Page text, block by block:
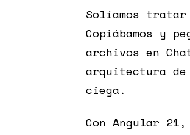
Solíamos
Copiábamos y
archivos en
arquitectura
ciega.
Con Angular